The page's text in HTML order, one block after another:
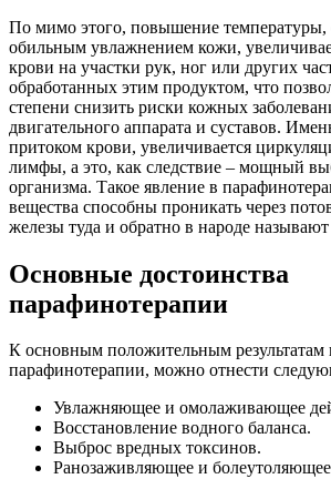
По мимо этого, повышение температуры,
обильным увлажнением кожи,
крови на участки рук, ног или других
обработанных этим продуктом, что
степени снизить риски кожных
двигательного аппарата и суставов.
притоком крови, увеличивается
лимфы, а это, как следствие – мощный
организма. Такое явление в
вещества способны проникать через
железы туда и обратно в народе
Основные достоинства
парафинотерапии
К основным положительным результатам
парафинотерапии, можно отнести
Увлажняющее и омолаживающее
Восстановление водного баланса.
Выброс вредных токсинов.
Ранозаживляющее и болеутоляющее